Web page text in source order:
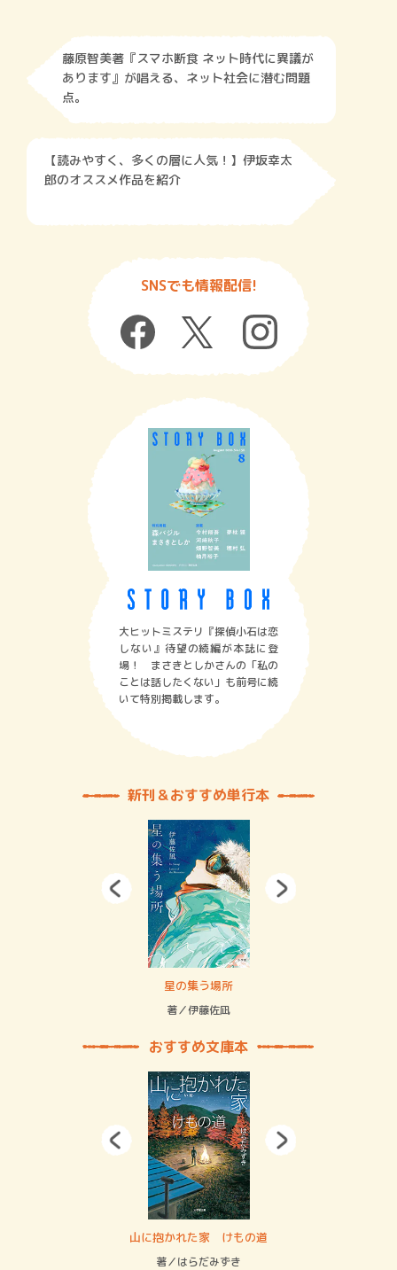
藤原智美著『スマホ断食 ネット時代に異議が
あります』が唱える、ネット社会に潜む問題
点。
【読みやすく、多くの層に人気！】伊坂幸太
郎のオススメ作品を紹介
SNSでも情報配信!
大ヒットミステリ『探偵小石は恋
しない』待望の続編が本誌に登
場！ まさきとしかさんの「私の
ことは話したくない」も前号に続
いて特別掲載します。
新刊＆おすすめ単行本
星の集う場所
著／伊藤佐凪
おすすめ文庫本
山に抱かれた家 けもの道
著／はらだみずき